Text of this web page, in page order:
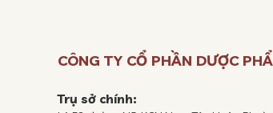
CÔNG TY CỔ PHẦN DƯỢC
Trụ sở chính: